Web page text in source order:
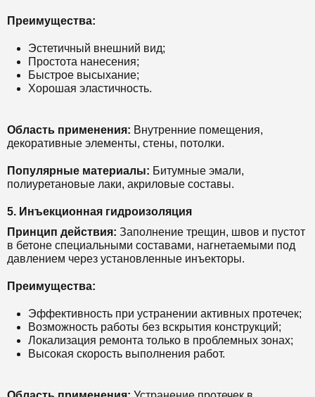
Преимущества:
Эстетичный внешний вид;
Простота нанесения;
Быстрое высыхание;
Хорошая эластичность.
Область применения: Внутренние помещения,
декоративные элементы, стены, потолки.
Популярные материалы: Битумные эмали,
полиуретановые лаки, акриловые составы.
5. Инъекционная гидроизоляция
Принцип действия: Заполнение трещин, швов и пустот
в бетоне специальными составами, нагнетаемыми под
давлением через установленные инъекторы.
Преимущества:
Эффективность при устранении активных протечек;
Возможность работы без вскрытия конструкций;
Локализация ремонта только в проблемных зонах;
Высокая скорость выполнения работ.